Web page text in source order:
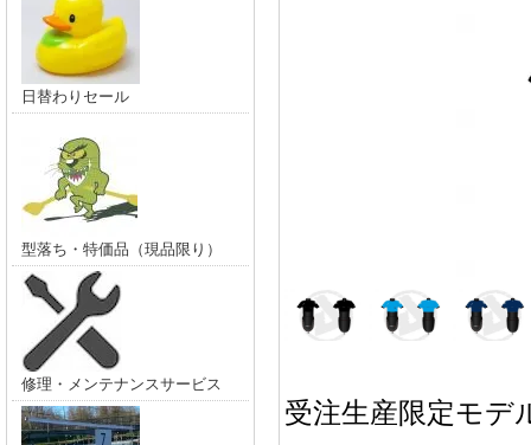
日替わりセール
型落ち・特価品（現品限り）
修理・メンテナンスサービス
受注生産限定モデ